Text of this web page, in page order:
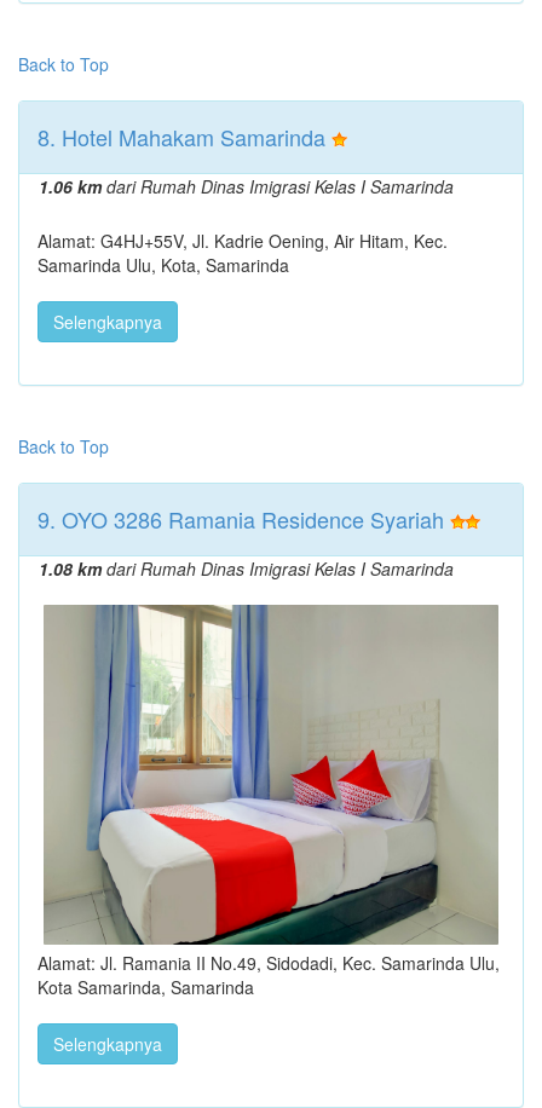
Back to Top
8. Hotel Mahakam Samarinda
1.06 kmdari Rumah Dinas Imigrasi Kelas I Samarinda
Alamat: G4HJ+55V, Jl. Kadrie Oening, Air Hitam, Kec.
Samarinda Ulu, Kota, Samarinda
Selengkapnya
Back to Top
9. OYO 3286 Ramania Residence Syariah
1.08 kmdari Rumah Dinas Imigrasi Kelas I Samarinda
Alamat: Jl. Ramania II No.49, Sidodadi, Kec. Samarinda Ulu,
Kota Samarinda, Samarinda
Selengkapnya